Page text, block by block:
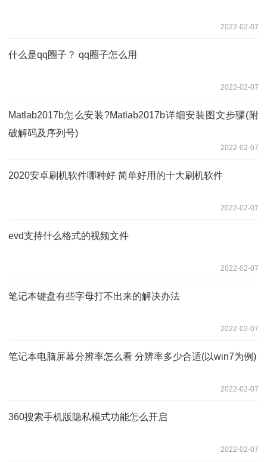
2022-02-07
什么是qq圈子？ qq圈子怎么用
2022-02-07
Matlab2017b怎么安装?Matlab2017b详细安装图文步骤(附
破解码及序列号)
2022-02-07
2020安卓刷机软件哪种好 简单好用的十大刷机软件
2022-02-07
evd支持什么格式的视频文件
2022-02-07
笔记本键盘有些字母打不出来的解决办法
2022-02-07
笔记本电脑屏幕分辨率怎么看 分辨率多少合适(以win7为例)
2022-02-07
360搜索手机版隐私模式功能怎么开启
2022-02-07